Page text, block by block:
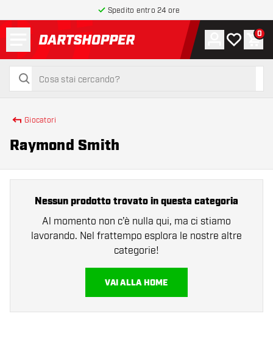
Spedito entro 24 ore
torna alla home page
cerca
cerca
Account
La mia0
Giocatori
Raymond Smith
Nessun prodotto trovato in questa categoria
Al momento non c’è nulla qui, ma ci stiamo
lavorando. Nel frattempo esplora le nostre altre
categorie!
VAI ALLA HOME